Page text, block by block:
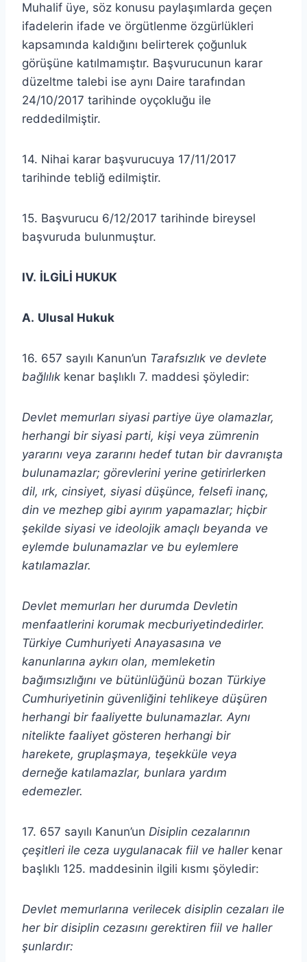
Muhalif üye, söz konusu paylaşımlarda geçen
ifadelerin ifade ve örgütlenme özgürlükleri
kapsamında kaldığını belirterek çoğunluk
görüşüne katılmamıştır. Başvurucunun karar
düzeltme talebi ise aynı Daire tarafından
24/10/2017 tarihinde oyçokluğu ile
reddedilmiştir.
14. Nihai karar başvurucuya 17/11/2017
tarihinde tebliğ edilmiştir.
15. Başvurucu 6/12/2017 tarihinde bireysel
başvuruda bulunmuştur.
IV. İLGİLİ HUKUK
A. Ulusal Hukuk
16. 657 sayılı Kanun’un Tarafsızlık ve devlete
bağlılık kenar başlıklı 7. maddesi şöyledir:
Devlet memurları siyasi partiye üye olamazlar,
herhangi bir siyasi parti, kişi veya zümrenin
yararını veya zararını hedef tutan bir davranışta
bulunamazlar; görevlerini yerine getirirlerken
dil, ırk, cinsiyet, siyasi düşünce, felsefi inanç,
din ve mezhep gibi ayırım yapamazlar; hiçbir
şekilde siyasi ve ideolojik amaçlı beyanda ve
eylemde bulunamazlar ve bu eylemlere
katılamazlar.
Devlet memurları her durumda Devletin
menfaatlerini korumak mecburiyetindedirler.
Türkiye Cumhuriyeti Anayasasına ve
kanunlarına aykırı olan, memleketin
bağımsızlığını ve bütünlüğünü bozan Türkiye
Cumhuriyetinin güvenliğini tehlikeye düşüren
herhangi bir faaliyette bulunamazlar. Aynı
nitelikte faaliyet gösteren herhangi bir
harekete, gruplaşmaya, teşekküle veya
derneğe katılamazlar, bunlara yardım
edemezler.
17. 657 sayılı Kanun’un Disiplin cezalarının
çeşitleri ile ceza uygulanacak fiil ve hallerkenar
başlıklı 125. maddesinin ilgili kısmı şöyledir:
Devlet memurlarına verilecek disiplin cezaları ile
her bir disiplin cezasını gerektiren fiil ve haller
şunlardır: